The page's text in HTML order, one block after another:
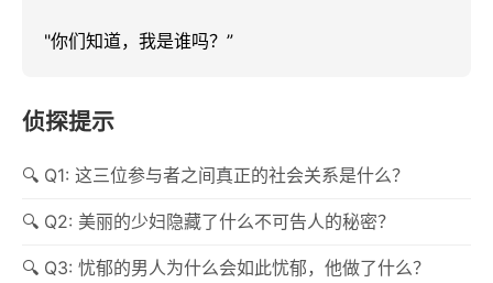
"你们知道，我是谁吗？”
侦探提示
Q1: 这三位参与者之间真正的社会关系是什么？
Q2: 美丽的少妇隐藏了什么不可告人的秘密？
Q3: 忧郁的男人为什么会如此忧郁，他做了什么？